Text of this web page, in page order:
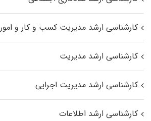
کارشناسی ارشد مدیریت کسب و کار و
کارشناسی ارشد مدیریت
کارشناسی ارشد مدیریت اجرایی
کارشناسی ارشد اطلاعات